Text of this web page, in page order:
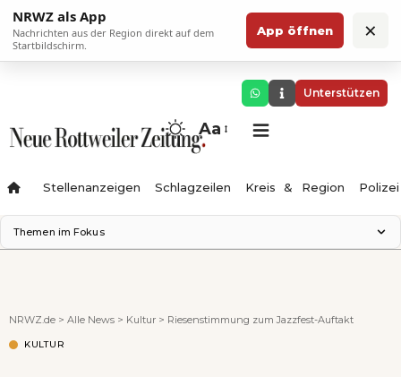
NRWZ als App
Nachrichten aus der Region direkt auf dem
Startbildschirm.
App öffnen ×
Unterstützen
Aa
Stellenanzeigen Schlagzeilen Kreis & Region Polizei
Themen im Fokus
Ferienzauber '26
Testturm
NRWZ.de > Alle News > Kultur > Riesenstimmung zum Jazzfest-Auftakt
KULTUR